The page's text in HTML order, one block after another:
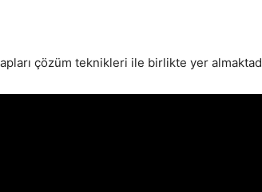
çözüm teknikleri ile birlikte yer